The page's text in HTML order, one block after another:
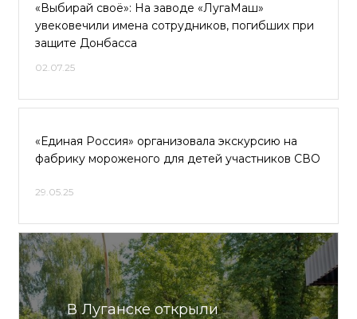
«Выбирай своё»: На заводе «ЛугаМаш»
увековечили имена сотрудников, погибших при
защите Донбасса
02.07.25
«Единая Россия» организовала экскурсию на
фабрику мороженого для детей участников СВО
29.05.25
В Луганске открыли